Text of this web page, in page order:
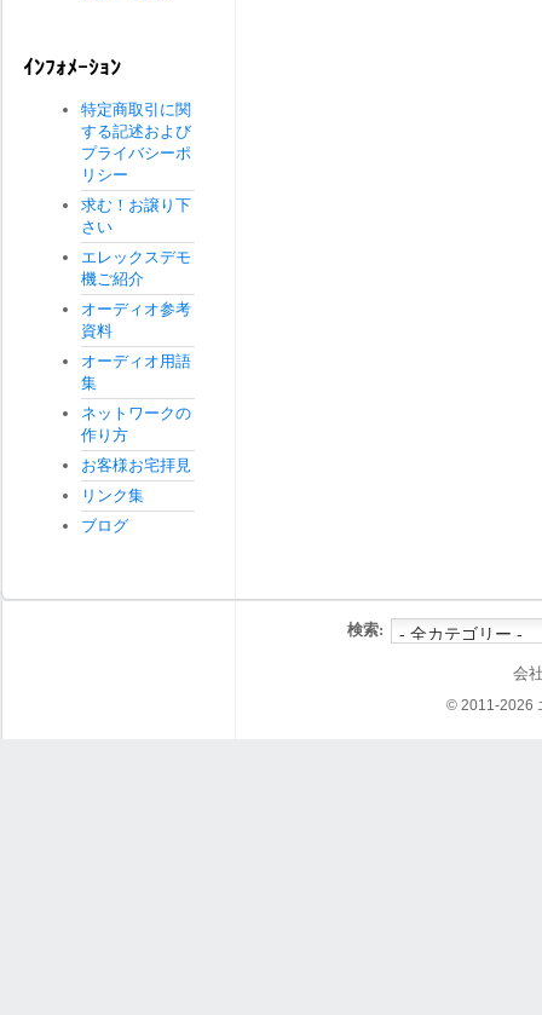
ｲﾝﾌｫﾒｰｼｮﾝ
特定商取引に関
する記述および
プライバシーポ
リシー
求む！お譲り下
さい
エレックスデモ
機ご紹介
オーディオ参考
資料
オーディオ用語
集
ネットワークの
作り方
お客様お宅拝見
リンク集
ブログ
検索:
会
© 2011-2026